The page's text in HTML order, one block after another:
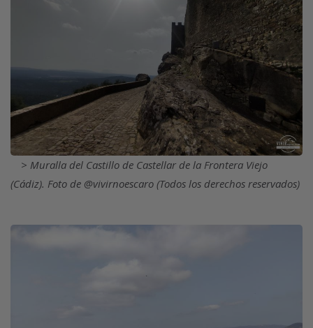
Muralla del Castillo de Castellar de la Frontera Viejo
(Cádiz). Foto de @vivirnoescaro (Todos los derechos reservados)
Imagen